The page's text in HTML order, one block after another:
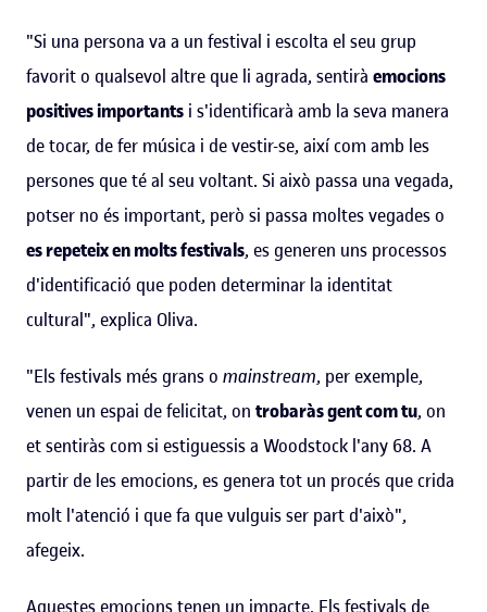
"Si una persona va a un festival i escolta el seu grup
favorit o qualsevol altre que li agrada, sentirà emocions
positives importants i s'identificarà amb la seva manera
de tocar, de fer música i de vestir-se, així com amb les
persones que té al seu voltant. Si això passa una vegada,
potser no és important, però si passa moltes vegades o
es repeteix en molts festivals, es generen uns processos
d'identificació que poden determinar la identitat
cultural", explica Oliva.
"Els festivals més grans o mainstream, per exemple,
venen un espai de felicitat, on trobaràs gent com tu, on
et sentiràs com si estiguessis a Woodstock l'any 68. A
partir de les emocions, es genera tot un procés que crida
molt l'atenció i que fa que vulguis ser part d'això",
afegeix.
Aquestes emocions tenen un impacte. Els festivals de